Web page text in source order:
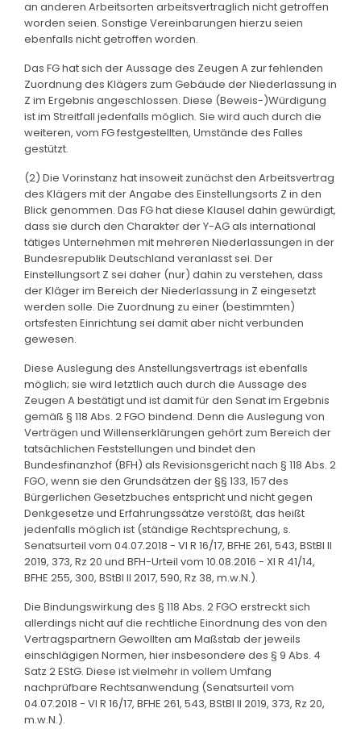
an anderen Arbeitsorten arbeitsvertraglich nicht getroffen
worden seien. Sonstige Vereinbarungen hierzu seien
ebenfalls nicht getroffen worden.
Das FG hat sich der Aussage des Zeugen A zur fehlenden
Zuordnung des Klägers zum Gebäude der Niederlassung in
Z im Ergebnis angeschlossen. Diese (Beweis-)Würdigung
ist im Streitfall jedenfalls möglich. Sie wird auch durch die
weiteren, vom FG festgestellten, Umstände des Falles
gestützt.
(2) Die Vorinstanz hat insoweit zunächst den Arbeitsvertrag
des Klägers mit der Angabe des Einstellungsorts Z in den
Blick genommen. Das FG hat diese Klausel dahin gewürdigt,
dass sie durch den Charakter der Y-AG als international
tätiges Unternehmen mit mehreren Niederlassungen in der
Bundesrepublik Deutschland veranlasst sei. Der
Einstellungsort Z sei daher (nur) dahin zu verstehen, dass
der Kläger im Bereich der Niederlassung in Z eingesetzt
werden solle. Die Zuordnung zu einer (bestimmten)
ortsfesten Einrichtung sei damit aber nicht verbunden
gewesen.
Diese Auslegung des Anstellungsvertrags ist ebenfalls
möglich; sie wird letztlich auch durch die Aussage des
Zeugen A bestätigt und ist damit für den Senat im Ergebnis
gemäß § 118 Abs. 2 FGO bindend. Denn die Auslegung von
Verträgen und Willenserklärungen gehört zum Bereich der
tatsächlichen Feststellungen und bindet den
Bundesfinanzhof (BFH) als Revisionsgericht nach § 118 Abs. 2
FGO, wenn sie den Grundsätzen der §§ 133, 157 des
Bürgerlichen Gesetzbuches entspricht und nicht gegen
Denkgesetze und Erfahrungssätze verstößt, das heißt
jedenfalls möglich ist (ständige Rechtsprechung, s.
Senatsurteil vom 04.07.2018 - VI R 16/17, BFHE 261, 543, BStBl II
2019, 373, Rz 20 und BFH-Urteil vom 10.08.2016 - XI R 41/14,
BFHE 255, 300, BStBl II 2017, 590, Rz 38, m.w.N.).
Die Bindungswirkung des § 118 Abs. 2 FGO erstreckt sich
allerdings nicht auf die rechtliche Einordnung des von den
Vertragspartnern Gewollten am Maßstab der jeweils
einschlägigen Normen, hier insbesondere des § 9 Abs. 4
Satz 2 EStG. Diese ist vielmehr in vollem Umfang
nachprüfbare Rechtsanwendung (Senatsurteil vom
04.07.2018 - VI R 16/17, BFHE 261, 543, BStBl II 2019, 373, Rz 20,
m.w.N.).